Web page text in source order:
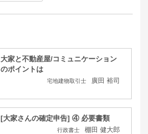
大家と不動産屋/コミュニケーション
のポイントは
宅地建物取引士 廣田 裕司
[大家さんの確定申告] ④ 必要書類
行政書士 棚田 健大郎